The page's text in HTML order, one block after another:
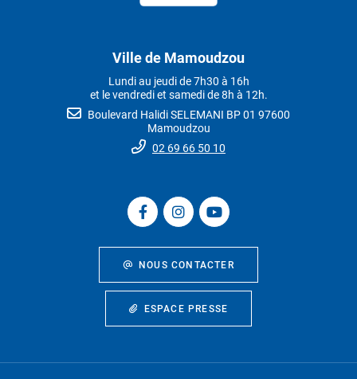
Ville de Mamoudzou
Lundi au jeudi de 7h30 à 16h
et le vendredi et samedi de 8h à 12h.
Boulevard Halidi SELEMANI BP 01 97600
Mamoudzou
02 69 66 50 10
NOUS CONTACTER
ESPACE PRESSE